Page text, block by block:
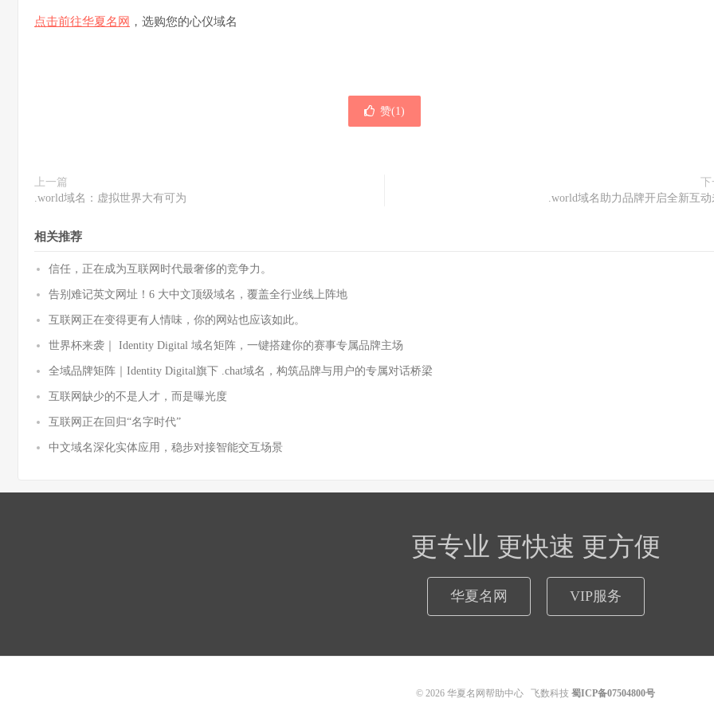
点击前往华夏名网 ，选购您的心仪域名
赞(1)
上一篇
.world域名：虚拟世界大有可为
下
.world域名助力品牌开启全新互动
相关推荐
信任，正在成为互联网时代最奢侈的竞争力。
告别难记英文网址！6 大中文顶级域名，覆盖全行业线上阵地
互联网正在变得更有人情味，你的网站也应该如此。
世界杯来袭｜ Identity Digital 域名矩阵，一键搭建你的赛事专属品牌主场
全域品牌矩阵｜Identity Digital旗下 .chat域名，构筑品牌与用户的专属对话桥梁
互联网缺少的不是人才，而是曝光度
互联网正在回归“名字时代”
中文域名深化实体应用，稳步对接智能交互场景
更专业 更快速 更方便
华夏名网 VIP服务
© 2026 华夏名网帮助中心 飞数科技 蜀ICP备07504800号